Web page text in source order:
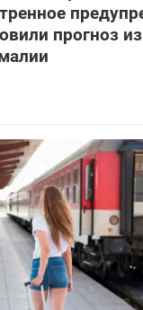
прогноз